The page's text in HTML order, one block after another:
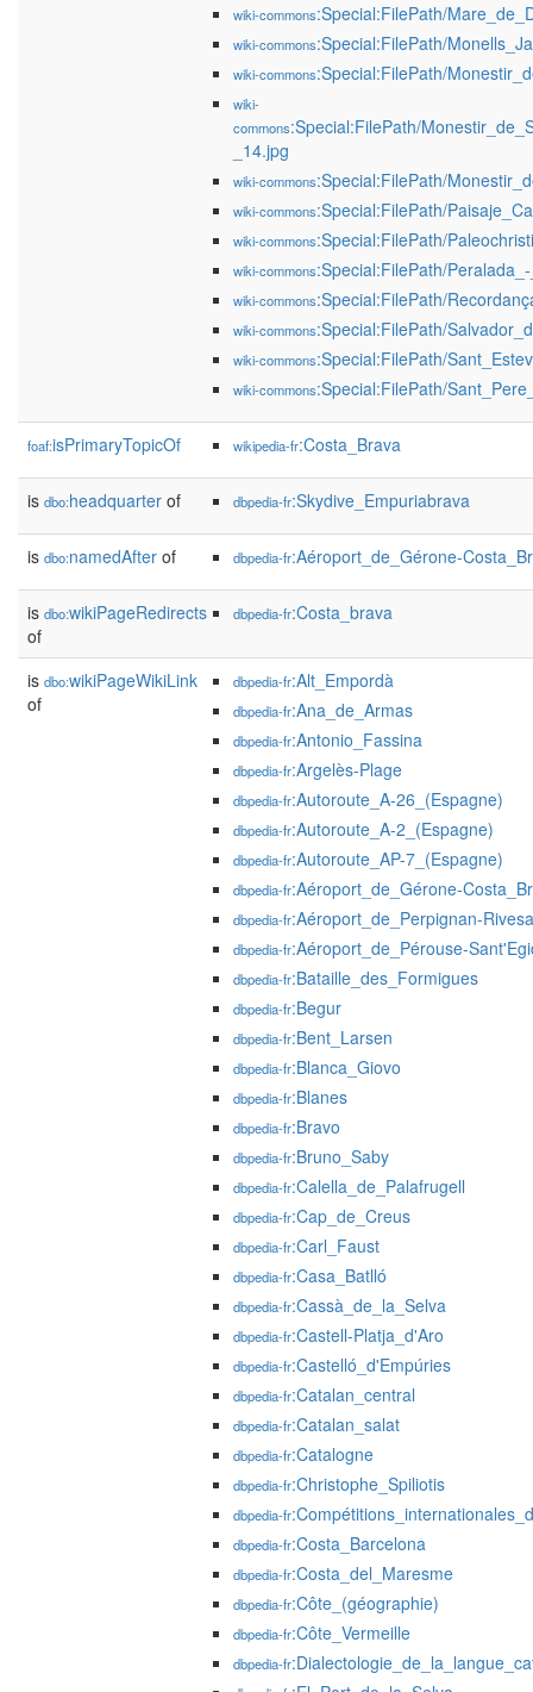
wiki-commons:Special:FilePath/
wiki-commons:Special:FilePath/
wiki-commons:Special:FilePath/
wiki-
commons:Special:FilePath/
_14.jpg
wiki-commons:Special:FilePath/
wiki-commons:Special:FilePath/
wiki-commons:Special:FilePath/
wiki-commons:Special:FilePath/
wiki-commons:Special:FilePath/
wiki-commons:Special:FilePath/
wiki-commons:Special:FilePath/
wiki-commons:Special:FilePath/
foaf:isPrimaryTopicOf wikipedia-fr:Costa_Brava
is dbo:headquarter of dbpedia-fr:Skydive_Empuriabrava
is dbo:namedAfter of dbpedia-fr:Aéroport_de_Gérone-
is dbo:wikiPageRedirects
of
dbpedia-fr:Costa_brava
is dbo:wikiPageWikiLink
of
dbpedia-fr:Alt_Empordà
dbpedia-fr:Ana_de_Armas
dbpedia-fr:Antonio_Fassina
dbpedia-fr:Argelès-Plage
dbpedia-fr:Autoroute_A-26_(Espagne)
dbpedia-fr:Autoroute_A-2_(Espagne)
dbpedia-fr:Autoroute_AP-7_(Espagne)
dbpedia-fr:Aéroport_de_Gérone-
dbpedia-fr:Aéroport_de_Perpignan-
dbpedia-fr:Aéroport_de_Pérouse-
dbpedia-fr:Bataille_des_Formigues
dbpedia-fr:Begur
dbpedia-fr:Bent_Larsen
dbpedia-fr:Blanca_Giovo
dbpedia-fr:Blanes
dbpedia-fr:Bravo
dbpedia-fr:Bruno_Saby
dbpedia-fr:Calella_de_Palafrugell
dbpedia-fr:Cap_de_Creus
dbpedia-fr:Carl_Faust
dbpedia-fr:Casa_Batlló
dbpedia-fr:Cassà_de_la_Selva
dbpedia-fr:Castell-Platja_d'Aro
dbpedia-fr:Castelló_d'Empúries
dbpedia-fr:Catalan_central
dbpedia-fr:Catalan_salat
dbpedia-fr:Catalogne
dbpedia-fr:Christophe_Spiliotis
dbpedia-fr
dbpedia-fr:Costa_Barcelona
dbpedia-fr:Costa_del_Maresme
dbpedia-fr:Côte_(géographie)
dbpedia-fr:Côte_Vermeille
dbpedia-fr